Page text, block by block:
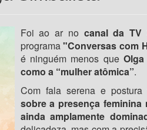
Foi ao ar no canal da TV
programa"Conversas com
é ninguém menos que
como a “mulher atômica”.
Com fala serena e postura
sobre a presença
ainda amplamente